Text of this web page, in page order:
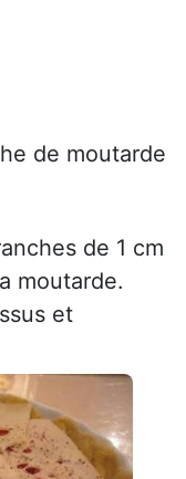
de moutarde
de 1 cm
moutarde.
et